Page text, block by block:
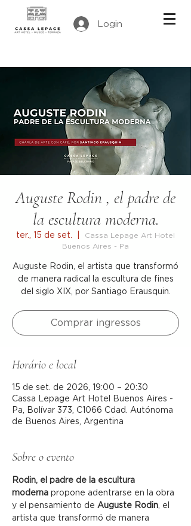
Login
Auguste Rodin , el padre de
la escultura moderna.
ter., 15 de set.
Cassa Lepage Art Hotel
Buenos Aires - Pa
Auguste Rodin, el artista que transformó
de manera radical la escultura de fines
del siglo XIX, por Santiago Erausquin.
Comprar ingressos
Horário e local
15 de set. de 2026, 19:00 – 20:30
Cassa Lepage Art Hotel Buenos Aires -
Pa, Bolívar 373, C1066 Cdad. Autónoma
de Buenos Aires, Argentina
Sobre o evento
Rodin, el padre de la escultura
moderna propone adentrarse en la obra
y el pensamiento de Auguste Rodin, el
artista que transformó de manera